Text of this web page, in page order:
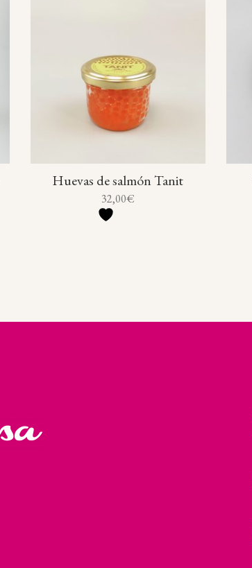
Huevas de salmón Tanit
32,00€